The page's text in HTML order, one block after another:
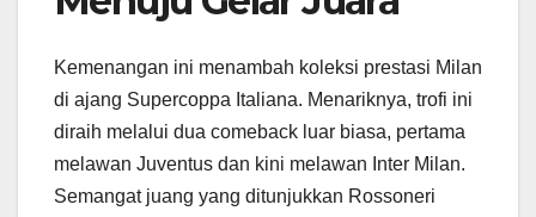
Kemenangan ini menambah koleksi prestasi Milan
di ajang Supercoppa Italiana. Menariknya, trofi ini
diraih melalui dua comeback luar biasa, pertama
melawan Juventus dan kini melawan Inter Milan.
Semangat juang yang ditunjukkan Rossoneri